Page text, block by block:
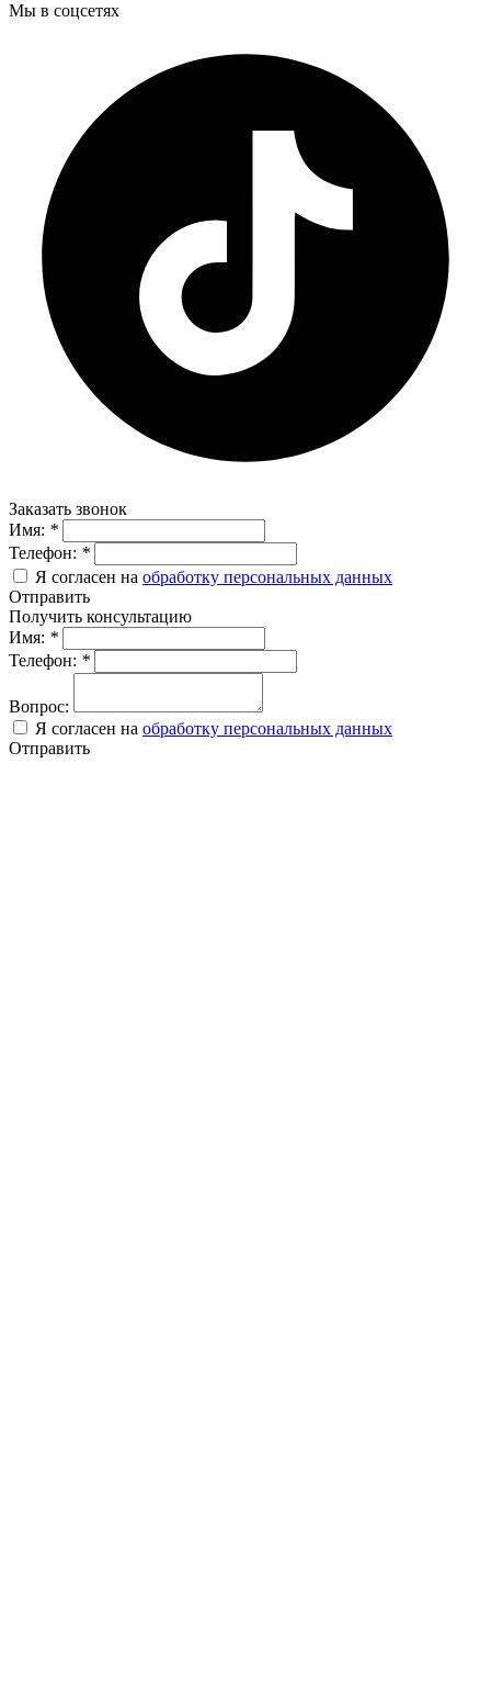
Мы в соцсетях
Заказать звонок
Имя: *
Телефон: *
Я согласен на обработку персональных данных
Отправить
Получить консультацию
Имя: *
Телефон: *
Вопрос:
Я согласен на обработку персональных данных
Отправить